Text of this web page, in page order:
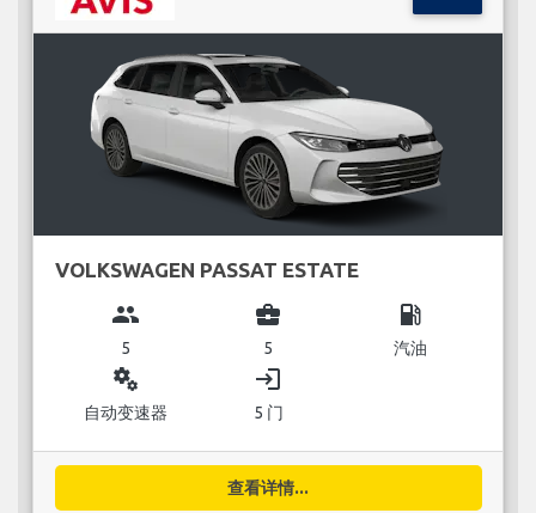
VOLKSWAGEN PASSAT ESTATE
group
5
business_center
5
local_gas_station
汽油
miscellaneous_services
自动变速器
login
5 门
查看详情...